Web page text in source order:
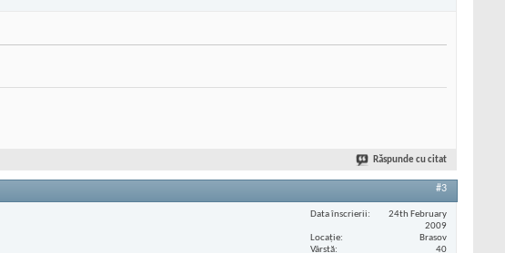
Răspunde cu citat
#3
Data înscrierii
24th February
2009
Locaţie
Brasov
Vârstă
40